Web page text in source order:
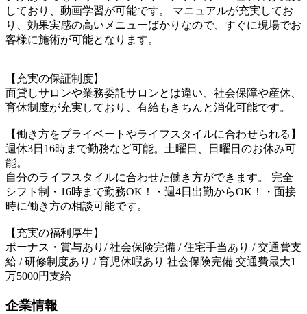
しており、動画学習が可能です。 マニュアルが充実してお
り、効果実感の高いメニューばかりなので、すぐに現場でお
客様に施術が可能となります。
【充実の保証制度】
面貸しサロンや業務委託サロンとは違い、社会保障や産休、
育休制度が充実しており、有給もきちんと消化可能です。
【働き方をプライベートやライフスタイルに合わせられる】
週休3日16時まで勤務など可能。土曜日、日曜日のお休み可
能。
自分のライフスタイルに合わせた働き方ができます。 完全
シフト制・16時まで勤務OK！・週4日出勤からOK！・面接
時に働き方の相談可能です。
【充実の福利厚生】
ボーナス・賞与あり/ 社会保険完備 / 住宅手当あり / 交通費支
給 / 研修制度あり / 育児休暇あり 社会保険完備 交通費最大1
万5000円支給
企業情報